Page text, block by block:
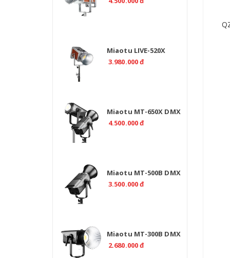
Miaotu LIVE-520X
Professional 520W Bi
3.980.000 đ
Miaotu MT-650X DMX
Professional 650W –
4.500.000 đ
Miaotu MT-500B DMX
Professional 500W Bi
3.500.000 đ
Miaotu MT-300B DMX
Professional 300W Bi
2.680.000 đ